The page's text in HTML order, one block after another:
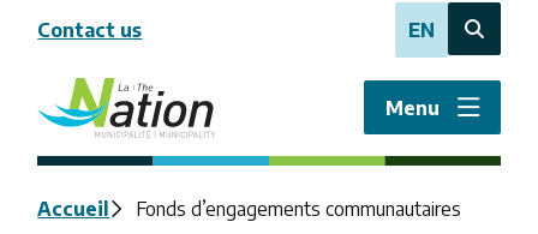
contenu
principal
Contact us EN
Open
search
form
Menu
Fil
Accueil Fonds d’engagements communautaires